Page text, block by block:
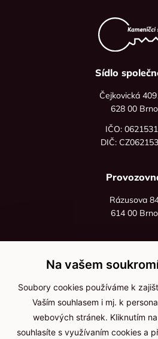
Sídlo
Čejkovická
628 00 Brno
IČO:
DIČ:
Rázusova
614 00 Brno
+420 736
Po - pá: 8:00 -
info@jma-
Na vašem
Soubory cookies používáme k
Vaším souhlasem i mj. k
webových stránek. Kliknutím na
souhlasíte s využívaním cookies a